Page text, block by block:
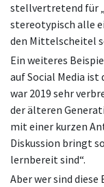
stellvertretend für
stereotypisch alle
den Mittelscheitel
Ein weiteres
auf Social Media ist
war 2019 sehr
der älteren
mit einer kurzen
Diskussion bringt
lernbereit sind“.
Aber wer sind